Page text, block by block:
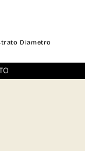
Diametro